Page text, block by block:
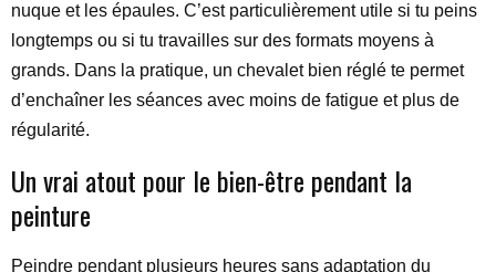
nuque et les épaules. C’est particulièrement utile si tu peins
longtemps ou si tu travailles sur des formats moyens à
grands. Dans la pratique, un chevalet bien réglé te permet
d’enchaîner les séances avec moins de fatigue et plus de
régularité.
Un vrai atout pour le bien-être pendant la
peinture
Peindre pendant plusieurs heures sans adaptation du